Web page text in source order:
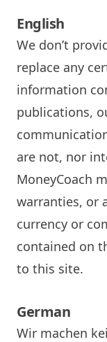
English
We don’t
replace any
information
publications,
are not, nor
MoneyCoach
warranties, or
currency or
contained on
to this site.
German
Wir machen